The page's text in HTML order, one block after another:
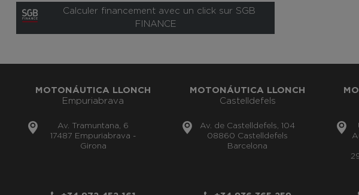
Calculer financement avec un click sur SGB
FINANCE
MOTONÁUTICA LLONCH
Empuriabrava
Av. Tramuntana, 6
17487 Empuriabrava -
Girona
MOTONÁUTICA LLONCH
Castelldefels
Av. de Castelldefels, 104
08860 Castelldefels
Barcelona